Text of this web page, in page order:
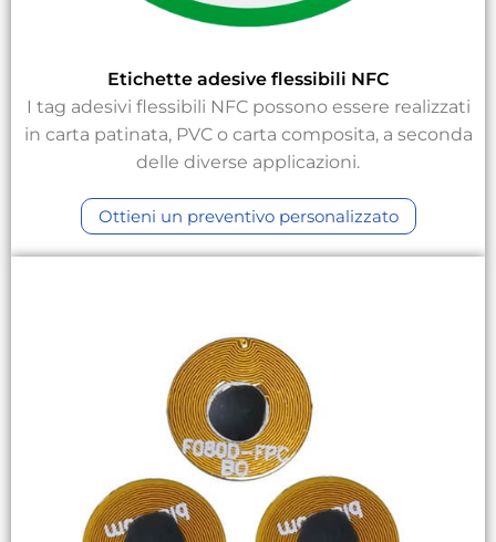
Etichette adesive flessibili NFC
I tag adesivi flessibili NFC possono essere realizzati
in carta patinata, PVC o carta composita, a seconda
delle diverse applicazioni.
Ottieni un preventivo personalizzato